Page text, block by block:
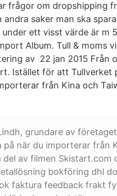
frågor om dropshipping
saker man ska
ett visst värde är m
Album. Tull & moms
av 22 jan 2015 Från
Istället för att
från Kina och
grundare av
när du importerar från
av filmen
bokföring dhl
faktura feedback frakt